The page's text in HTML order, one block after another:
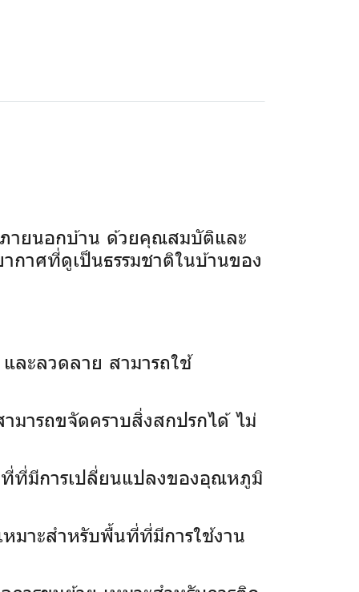
ายนอกบ้าน ด้วยคุณสมบัติและ
กาศที่ดูเป็นธรรมชาติในบ้านของ
ละลวดลาย สามารถใช้
มารถขจัดคราบสิ่งสกปรกได้ ไม่
ที่ที่มีการเปลี่ยนแปลงของอุณหภูมิ
มาะสำหรับพื้นที่ที่มีการใช้งาน